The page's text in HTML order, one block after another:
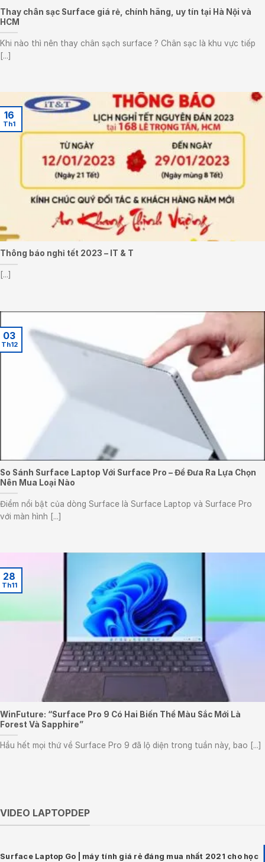
Thay chân sạc Surface giá rẻ, chính hãng, uy tín tại Hà Nội và
HCM
Khi nào thì nên thay chân sạch surface ? Chân sạc là khu vực tiếp
[...]
Thông báo nghỉ tết 2023 – IT & T
[...]
16
Th1
So Sánh Surface Laptop Với Surface Pro – Để Đưa Ra Lựa Chọn
Nên Mua Loại Nào
Điểm nổi bật của dòng Surface là Surface Laptop và Surface Pro
với màn hình [...]
03
Th12
WinFuture: “Surface Pro 9 Có Hai Biến Thể Màu Sắc Mới Là
Forest Và Sapphire”
Hầu hết mọi thứ về Surface Pro 9 đã lộ diện trong tuần này, bao [...]
28
Th11
VIDEO LAPTOPDEP
Surface Laptop Go | máy tính giá rẻ đáng mua nhất 2021 cho học